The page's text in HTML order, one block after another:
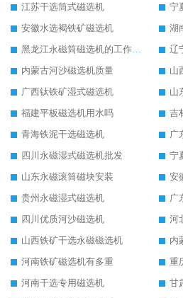
江苏干选筒式磁选机
宁
安徽水选褐铁矿磁选机
湖
黑龙江永磁筒磁选机的工作原理
内蒙古河沙磁选机质量
山
广西钛铁矿湿式磁选机
山
福建平板磁选机用水吗
吉
青海铁泥干选磁选机
广
四川永磁湿式磁选机批发
宁
山东永磁滚筒磁块安装
安
贵州永磁湿式磁选机
广
四川优质河沙磁选机
河
山西铁矿干选永磁磁选机
内
河南铁矿磁选机有多重
重
河南干选专用磁选机